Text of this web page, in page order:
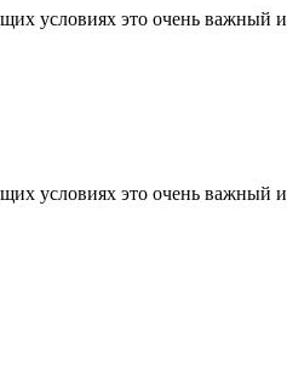
условиях это очень важный
условиях это очень важный